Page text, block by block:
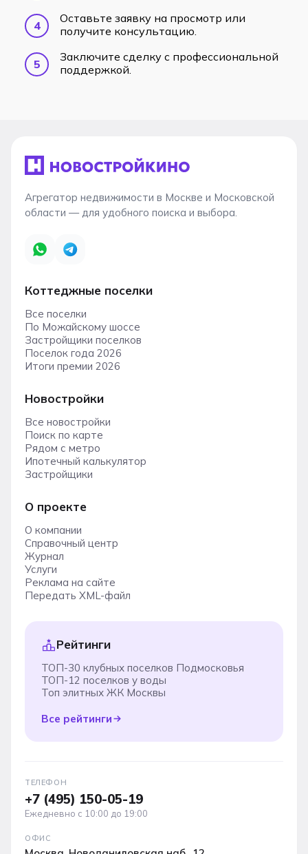
Оставьте заявку на просмотр или
получите консультацию.
Заключите сделку с профессиональной
поддержкой.
Агрегатор недвижимости в Москве и Московской
области — для удобного поиска и выбора.
Коттеджные поселки
Все поселки
По Можайскому шоссе
Застройщики поселков
Поселок года 2026
Итоги премии 2026
Новостройки
Все новостройки
Поиск по карте
Рядом с метро
Ипотечный калькулятор
Застройщики
О проекте
О компании
Справочный центр
Журнал
Услуги
Реклама на сайте
Передать XML-файл
Рейтинги
ТОП-30 клубных поселков Подмосковья
ТОП-12 поселков у воды
Топ элитных ЖК Москвы
Все рейтинги
ТЕЛЕФОН
+7 (495) 150-05-19
Ежедневно с 10:00 до 19:00
ОФИС